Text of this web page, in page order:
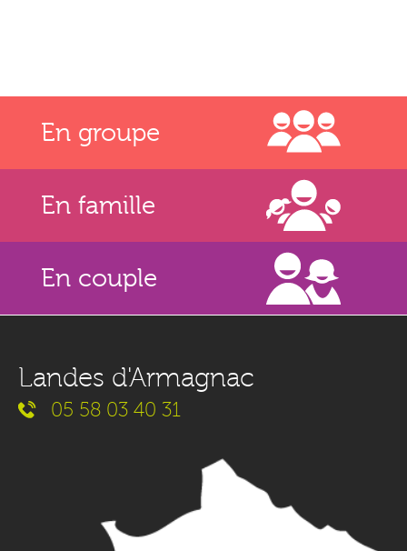
En groupe
En famille
En couple
Landes d'Armagnac
05 58 03 40 31